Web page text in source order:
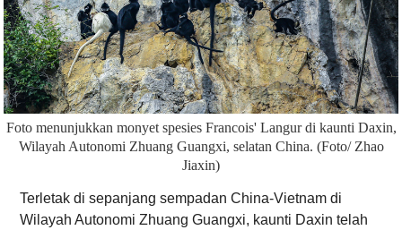
Foto menunjukkan monyet spesies Francois' Langur di kaunti Daxin,
Wilayah Autonomi Zhuang Guangxi, selatan China. (Foto/ Zhao
Jiaxin)
Terletak di sepanjang sempadan China-Vietnam di
Wilayah Autonomi Zhuang Guangxi, kaunti Daxin telah